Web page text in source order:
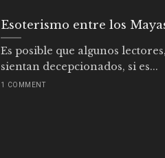
Esoterismo entre los
Es posible que algunos
sientan decepcionados, si es...
1 COMMENT